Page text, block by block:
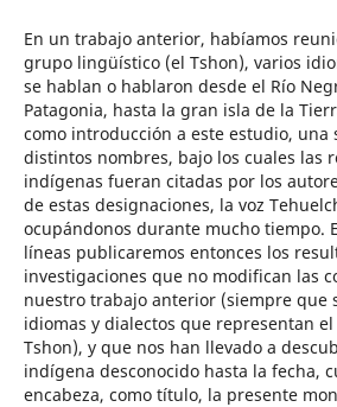
En un trabajo anterior, habíamos
grupo lingüístico (el Tshon), varios
se hablan o hablaron desde el Río
Patagonia, hasta la gran isla de la
como introducción a este estudio, una
distintos nombres, bajo los cuales las
indígenas fueran citadas por los
de estas designaciones, la voz
ocupándonos durante mucho tiempo.
líneas publicaremos entonces los
investigaciones que no modifican las
nuestro trabajo anterior (siempre que
idiomas y dialectos que representan
Tshon), y que nos han llevado a
indígena desconocido hasta la fecha,
encabeza, como título, la presente